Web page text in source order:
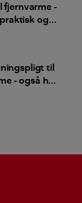
fjernvarme -
og
til
- også hvis